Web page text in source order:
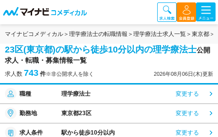
マイナビコメディカル 理学療法士の転職情報 理学療法士求人一覧 東京都
23区(東京都)の駅から徒歩10分以内の理学療法士公開
求人・転職・募集情報一覧
求人数 743 件※非公開求人を除く 2026年08月06日(木)更新
職種 理学療法士 変更する
勤務地 東京都23区 変更する
求人条件 駅から徒歩10分以内 変更する